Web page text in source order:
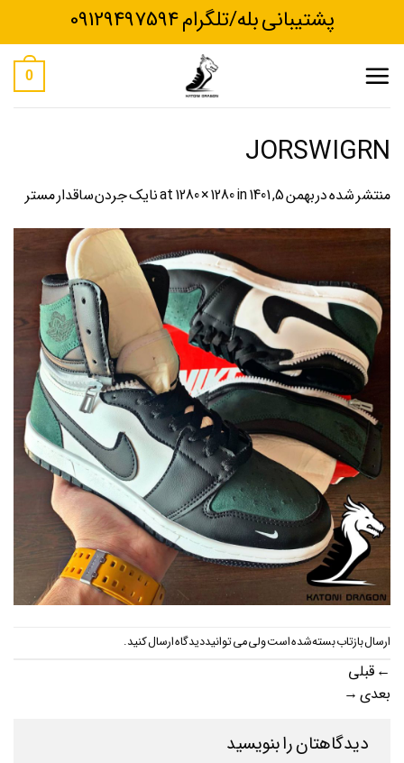
پشتیبانی بله/تلگرام 09129497594
0
JORSWIGRN
منتشر شده دربهمن 5, 1401 1280 × 1280in نایک جردن ساقدار مستر
ارسال بازتاب بسته شده است ولی می توانیددیدگاه ارسال کنید.
← قبلی
بعدی →
دیدگاهتان را بنویسید